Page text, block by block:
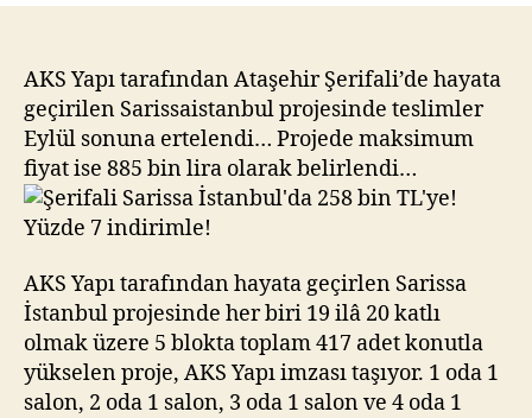
bin
TL’ye!
Yüzde
7
indirimle!
AKS Yapı tarafından Ataşehir Şerifali’de hayata
geçirilen Sarissaistanbul projesinde teslimler
Eylül sonuna ertelendi… Projede maksimum
fiyat ise 885 bin lira olarak belirlendi…
AKS Yapı tarafından hayata geçirlen Sarissa
İstanbul projesinde her biri 19 ilâ 20 katlı
olmak üzere 5 blokta toplam 417 adet konutla
yükselen proje, AKS Yapı imzası taşıyor. 1 oda 1
salon, 2 oda 1 salon, 3 oda 1 salon ve 4 oda 1